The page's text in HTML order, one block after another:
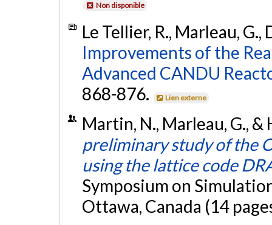
Non disponible
Le Tellier, R., Marleau,
Improvements of the
Advanced CANDU
868-876.
Lien externe
Martin, N., Marleau, G.,
preliminary study of the
using the lattice code
Symposium on
Ottawa, Canada (14